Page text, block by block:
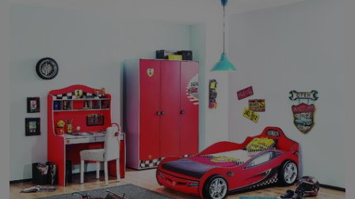
dávných lidí nesmírně dobře zachovalá, přičítají
odborníci zdejším klimatickým podmínkám. Sucho,